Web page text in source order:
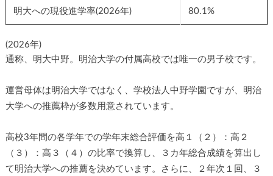
明大への現役進学率(2026年) 80.1%
(2026年)
通称、明大中野。明治大学の付属高校では唯一の男子校です。
運営母体は明治大学ではなく、学校法人中野学園ですが、明治
大学への推薦枠が多数用意されています。
高校3年間の各学年での学年末総合評価を高１（２）：高２
（３）：高３（４）の比率で換算し、３カ年総合成績を算出し
て明治大学への推薦を決めています。さらに、２年次１回、３